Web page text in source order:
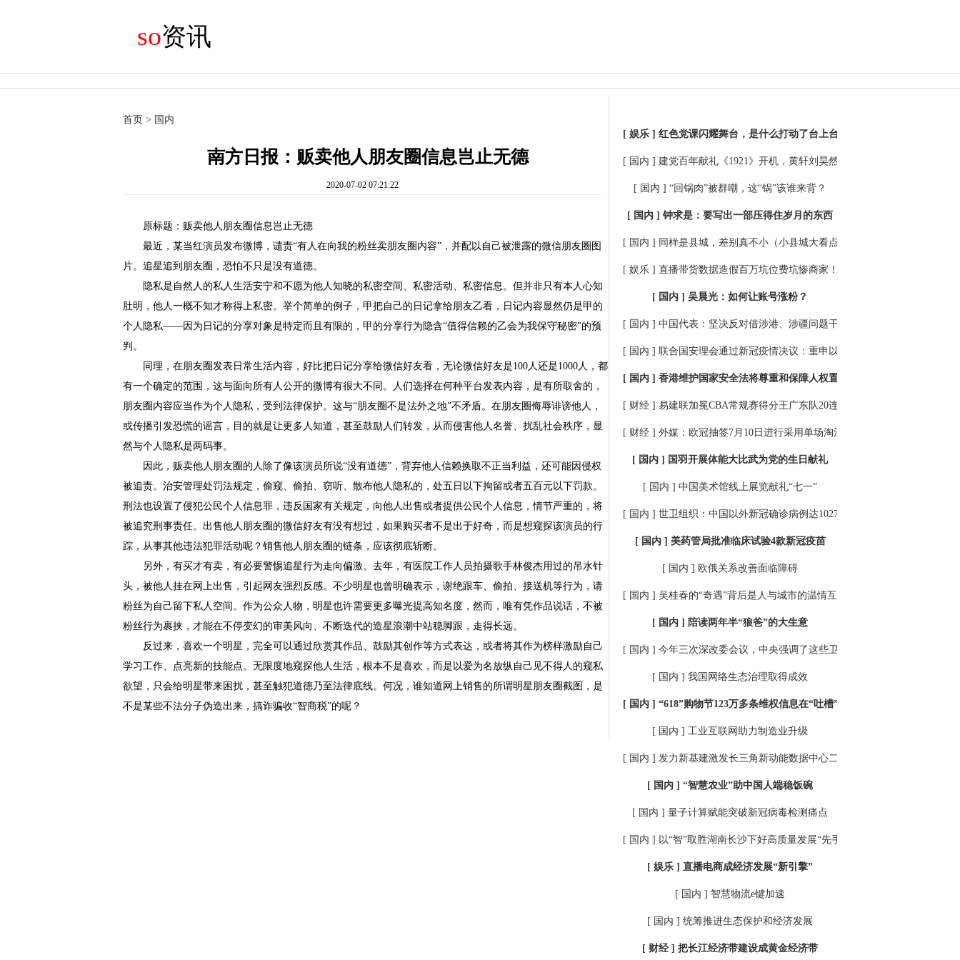
so资讯
首页 > 国内
南方日报：贩卖他人朋友圈信息岂止无德
2020-07-02 07:21:22
原标题：贩卖他人朋友圈信息岂止无德
最近，某当红演员发布微博，谴责“有人在向我的粉丝卖朋友圈内容”，并配以自己被泄露的微信朋友圈图
片。追星追到朋友圈，恐怕不只是没有道德。
隐私是自然人的私人生活安宁和不愿为他人知晓的私密空间、私密活动、私密信息。但并非只有本人心知
肚明，他人一概不知才称得上私密。举个简单的例子，甲把自己的日记拿给朋友乙看，日记内容显然仍是甲的
个人隐私――因为日记的分享对象是特定而且有限的，甲的分享行为隐含“值得信赖的乙会为我保守秘密”的预
判。
同理，在朋友圈发表日常生活内容，好比把日记分享给微信好友看，无论微信好友是100人还是1000人，都
有一个确定的范围，这与面向所有人公开的微博有很大不同。人们选择在何种平台发表内容，是有所取舍的，
朋友圈内容应当作为个人隐私，受到法律保护。这与“朋友圈不是法外之地”不矛盾。在朋友圈侮辱诽谤他人，
或传播引发恐慌的谣言，目的就是让更多人知道，甚至鼓励人们转发，从而侵害他人名誉、扰乱社会秩序，显
然与个人隐私是两码事。
因此，贩卖他人朋友圈的人除了像该演员所说“没有道德”，背弃他人信赖换取不正当利益，还可能因侵权
被追责。治安管理处罚法规定，偷窥、偷拍、窃听、散布他人隐私的，处五日以下拘留或者五百元以下罚款。
刑法也设置了侵犯公民个人信息罪，违反国家有关规定，向他人出售或者提供公民个人信息，情节严重的，将
被追究刑事责任。出售他人朋友圈的微信好友有没有想过，如果购买者不是出于好奇，而是想窥探该演员的行
踪，从事其他违法犯罪活动呢？销售他人朋友圈的链条，应该彻底斩断。
另外，有买才有卖，有必要警惕追星行为走向偏激。去年，有医院工作人员拍摄歌手林俊杰用过的吊水针
头，被他人挂在网上出售，引起网友强烈反感。不少明星也曾明确表示，谢绝跟车、偷拍、接送机等行为，请
粉丝为自己留下私人空间。作为公众人物，明星也许需要更多曝光提高知名度，然而，唯有凭作品说话，不被
粉丝行为裹挟，才能在不停变幻的审美风向、不断迭代的造星浪潮中站稳脚跟，走得长远。
反过来，喜欢一个明星，完全可以通过欣赏其作品、鼓励其创作等方式表达，或者将其作为榜样激励自己
学习工作、点亮新的技能点。无限度地窥探他人生活，根本不是喜欢，而是以爱为名放纵自己见不得人的窥私
欲望，只会给明星带来困扰，甚至触犯道德乃至法律底线。何况，谁知道网上销售的所谓明星朋友圈截图，是
不是某些不法分子伪造出来，搞诈骗收“智商税”的呢？
[ 娱乐 ] 红色党课闪耀舞台，是什么打动了台上台下的年轻人？
[ 国内 ] 建党百年献礼《1921》开机，黄轩刘昊然为革命故事注入青春能量
[ 国内 ] “回锅肉”被群嘲，这“锅”该谁来背？
[ 国内 ] 钟求是：要写出一部压得住岁月的东西
[ 国内 ] 同样是县城，差别真不小（小县城大看点①）
[ 娱乐 ] 直播带货数据造假百万坑位费坑惨商家！
[ 国内 ] 吴晨光：如何让账号涨粉？
[ 国内 ] 中国代表：坚决反对借涉港、涉疆问题干涉中国内政
[ 国内 ] 联合国安理会通过新冠疫情决议：重申以人民为中心
[ 国内 ] 香港维护国家安全法将尊重和保障人权置于突出位置
[ 财经 ] 易建联加冕CBA常规赛得分王广东队20连胜稳居榜首
[ 财经 ] 外媒：欧冠抽签7月10日进行采用单场淘汰制
[ 国内 ] 国羽开展体能大比武为党的生日献礼
[ 国内 ] 中国美术馆线上展览献礼“七一”
[ 国内 ] 世卫组织：中国以外新冠确诊病例达10272430例
[ 国内 ] 美药管局批准临床试验4款新冠疫苗
[ 国内 ] 欧俄关系改善面临障碍
[ 国内 ] 吴桂春的“奇遇”背后是人与城市的温情互动
[ 国内 ] 陪读两年半“狼爸”的大生意
[ 国内 ] 今年三次深改委会议，中央强调了这些卫生领域重点
[ 国内 ] 我国网络生态治理取得成效
[ 国内 ] “618”购物节123万多条维权信息在“吐槽”啥
[ 国内 ] 工业互联网助力制造业升级
[ 国内 ] 发力新基建激发长三角新动能数据中心二期开建
[ 国内 ] “智慧农业”助中国人端稳饭碗
[ 国内 ] 量子计算赋能突破新冠病毒检测痛点
[ 国内 ] 以“智”取胜湖南长沙下好高质量发展“先手棋”
[ 娱乐 ] 直播电商成经济发展“新引擎”
[ 国内 ] 智慧物流e键加速
[ 国内 ] 统筹推进生态保护和经济发展
[ 财经 ] 把长江经济带建设成黄金经济带